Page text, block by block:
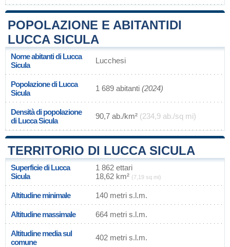
POPOLAZIONE E ABITANTIDI
LUCCA SICULA
Nome abitanti di Lucca
Sicula
Lucchesi
Popolazione di Lucca
Sicula
1 689 abitanti (2024)
Densità di popolazione
di Lucca Sicula
90,7 ab./km² (234,9 ab./sq mi)
TERRITORIO DI LUCCA SICULA
Superficie di Lucca
Sicula
1 862 ettari
18,62 km² (7,19 sq mi)
Altitudine minimale 140 metri s.l.m.
Altitudine massimale 664 metri s.l.m.
Altitudine media sul
comune
402 metri s.l.m.